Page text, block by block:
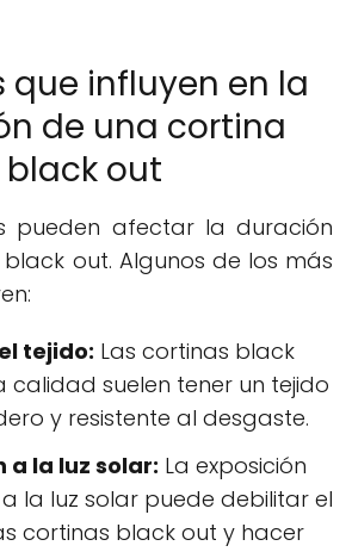
que influyen en la
de una cortina
black out
pueden afectar la duración
out. Algunos de los más
tejido: Las cortinas black
calidad suelen tener un tejido
y resistente al desgaste.
a la luz solar: La exposición
la luz solar puede debilitar el
cortinas black out y hacer